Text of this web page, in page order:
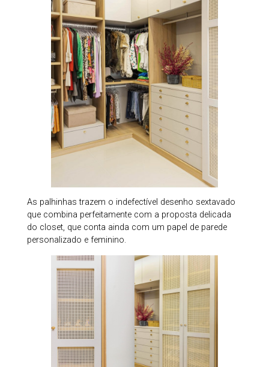
As palhinhas trazem o indefectível desenho sextavado
que combina perfeitamente com a proposta delicada
do closet, que conta ainda com um papel de parede
personalizado e feminino.